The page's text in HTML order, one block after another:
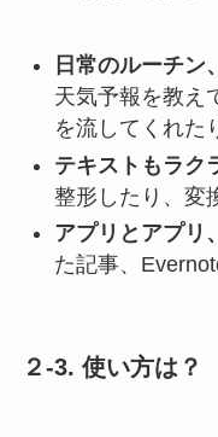
日常のルーチン
天気予報を教え
を流してくれた
テキストもラク
整形したり、変
アプリとアプリ
た記事、
２-3. 使い方は？